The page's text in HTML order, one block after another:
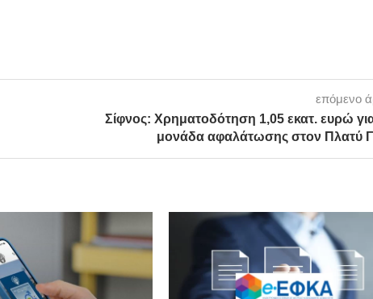
επόμενο
Σίφνος: Χρηματοδότηση 1,05 εκατ. ευρώ
μονάδα αφαλάτωσης στον Πλατύ